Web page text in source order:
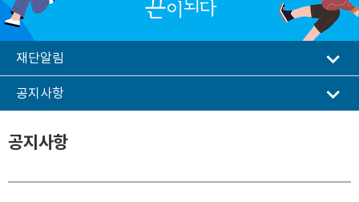
재단알림
공지사항
공지사항